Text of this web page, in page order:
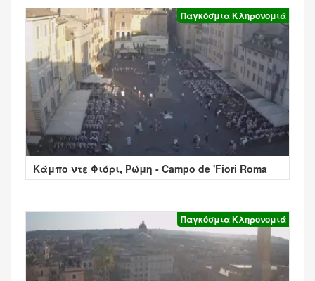
Παγκόσμια Κληρονομιά
Κάμπο ντε Φιόρι, Ρώμη - Campo de 'Fiori Roma
Παγκόσμια Κληρονομιά